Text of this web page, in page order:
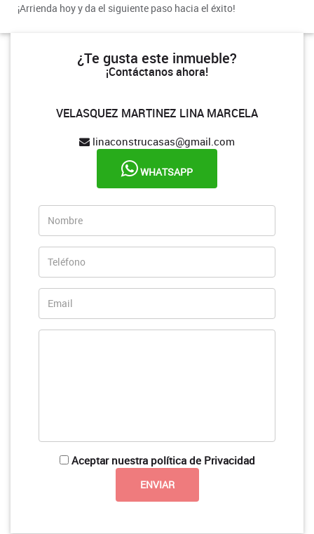
¡Arrienda hoy y da el siguiente paso hacia el éxito!
¿Te gusta este inmueble?
¡Contáctanos ahora!
VELASQUEZ MARTINEZ LINA MARCELA
linaconstrucasas@gmail.com
WHATSAPP
Aceptar nuestra política de Privacidad